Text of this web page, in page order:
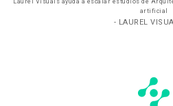
artificial
- LAUREL